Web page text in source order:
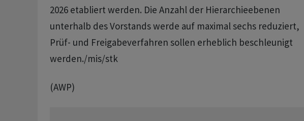
2026 etabliert werden. Die Anzahl der Hierarchieebenen
unterhalb des Vorstands werde auf maximal sechs reduziert,
Prüf- und Freigabeverfahren sollen erheblich beschleunigt
werden./mis/stk
(AWP)